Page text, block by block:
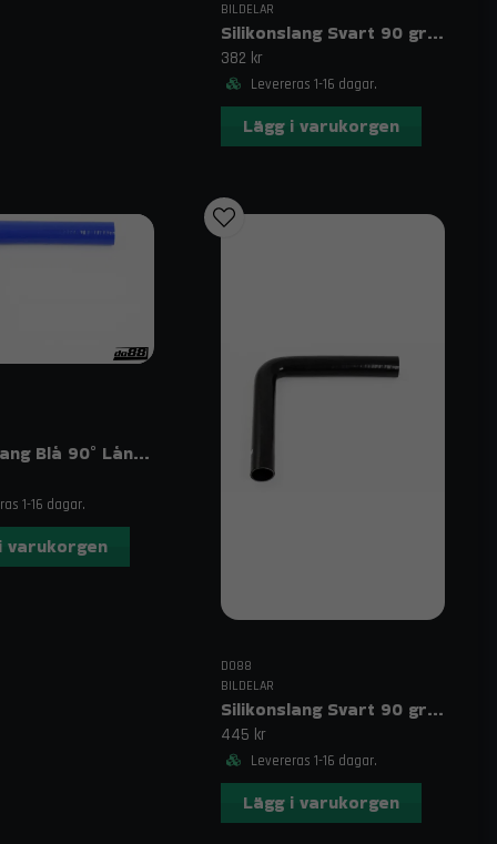
BILDELAR
Silikonslang Svart 90 grader långt ben 1,5" (38mm)
382 kr
Levereras 1-16 dagar.
Lägg i varukorgen
Silikonslang Blå 90° Långt Ben 1,75″ (45 mm)
1-16 dagar.
varukorgen
DO88
BILDELAR
Silikonslang Svart 90 grader långt ben 1,75" (45mm)
445 kr
Levereras 1-16 dagar.
Lägg i varukorgen